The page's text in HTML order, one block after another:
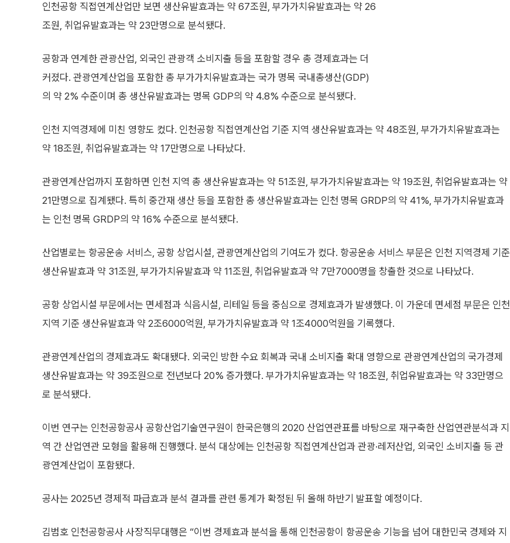
인천공항 직접연계산업만 보면 생산유발효과는 약 67조원, 부가가치유발효과는 약 26
조원, 취업유발효과는 약 23만명으로 분석됐다.
공항과 연계한 관광산업, 외국인 관광객 소비지출 등을 포함할 경우 총 경제효과는 더
커졌다. 관광연계산업을 포함한 총 부가가치유발효과는 국가 명목 국내총생산(GDP)
의 약 2% 수준이며 총 생산유발효과는 명목 GDP의 약 4.8% 수준으로 분석됐다.
인천 지역경제에 미친 영향도 컸다. 인천공항 직접연계산업 기준 지역 생산유발효과는 약 48조원, 부가가치유발효과는
약 18조원, 취업유발효과는 약 17만명으로 나타났다.
관광연계산업까지 포함하면 인천 지역 총 생산유발효과는 약 51조원, 부가가치유발효과는 약 19조원, 취업유발효과는 약
21만명으로 집계됐다. 특히 중간재 생산 등을 포함한 총 생산유발효과는 인천 명목 GRDP의 약 41%, 부가가치유발효과
는 인천 명목 GRDP의 약 16% 수준으로 분석됐다.
산업별로는 항공운송 서비스, 공항 상업시설, 관광연계산업의 기여도가 컸다. 항공운송 서비스 부문은 인천 지역경제 기준
생산유발효과 약 31조원, 부가가치유발효과 약 11조원, 취업유발효과 약 7만7000명을 창출한 것으로 나타났다.
공항 상업시설 부문에서는 면세점과 식음시설, 리테일 등을 중심으로 경제효과가 발생했다. 이 가운데 면세점 부문은 인천
지역 기준 생산유발효과 약 2조6000억원, 부가가치유발효과 약 1조4000억원을 기록했다.
관광연계산업의 경제효과도 확대됐다. 외국인 방한 수요 회복과 국내 소비지출 확대 영향으로 관광연계산업의 국가경제
생산유발효과는 약 39조원으로 전년보다 20% 증가했다. 부가가치유발효과는 약 18조원, 취업유발효과는 약 33만명으
로 분석됐다.
이번 연구는 인천공항공사 공항산업기술연구원이 한국은행의 2020 산업연관표를 바탕으로 재구축한 산업연관분석과 지
역 간 산업연관 모형을 활용해 진행했다. 분석 대상에는 인천공항 직접연계산업과 관광·레저산업, 외국인 소비지출 등 관
광연계산업이 포함됐다.
공사는 2025년 경제적 파급효과 분석 결과를 관련 통계가 확정된 뒤 올해 하반기 발표할 예정이다.
김범호 인천공항공사 사장직무대행은 “이번 경제효과 분석을 통해 인천공항이 항공운송 기능을 넘어 대한민국 경제와 지